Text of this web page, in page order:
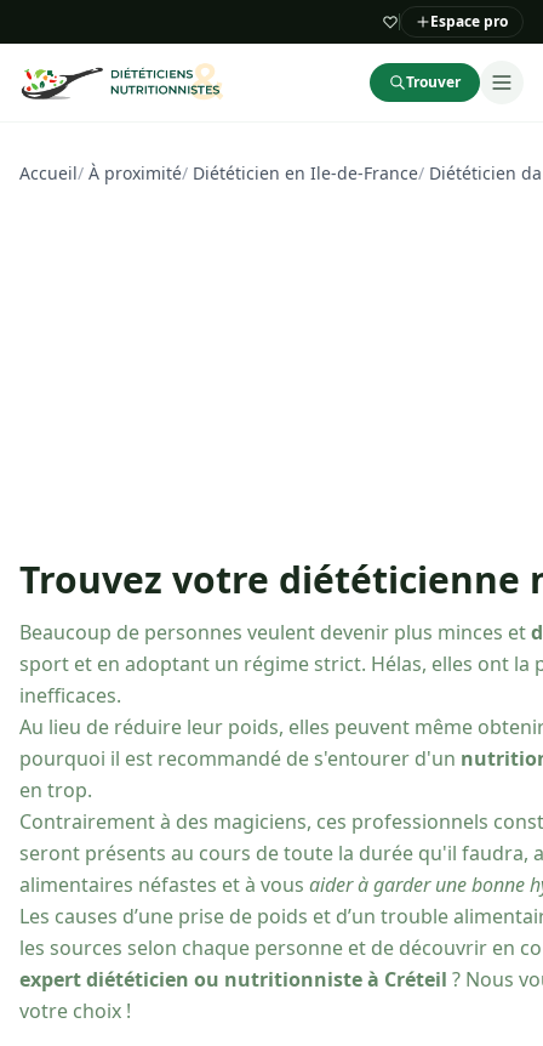
Espace pro
Trouver
Accueil/ À proximité/ Diététicien en Ile-de-France/ Diététicien
Trouvez votre diététicienne
Beaucoup de personnes veulent devenir plus minces et
sport et en adoptant un régime strict. Hélas, elles ont
inefficaces.
Au lieu de réduire leur poids, elles peuvent même
pourquoi il est recommandé de s'entourer d'un
en trop.
Contrairement à des magiciens, ces professionnels
seront présents au cours de toute la durée qu'il
alimentaires néfastes et à vous aider à garder une bonne
Les causes d’une prise de poids et d’un trouble
les sources selon chaque personne et de découvrir en
expert diététicien ou nutritionniste à Créteil ? Nous
votre choix !